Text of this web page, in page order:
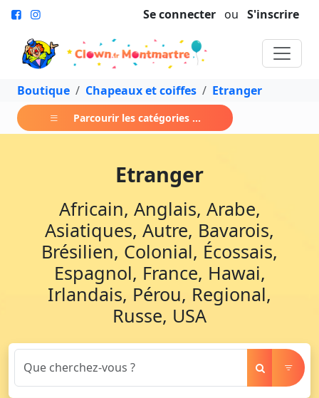
Se connecter ou S'inscrire
Boutique Chapeaux et coiffes Etranger
Parcourir les catégories ...
Etranger
Africain, Anglais, Arabe,
Asiatiques, Autre, Bavarois,
Brésilien, Colonial, Écossais,
Espagnol, France, Hawai,
Irlandais, Pérou, Regional,
Russe, USA